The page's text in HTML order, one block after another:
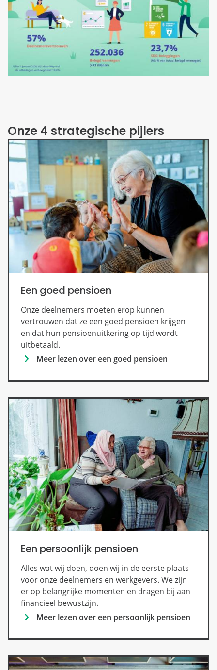
Onze 4 strategische pijlers
Een goed pensioen
Onze deelnemers moeten erop kunnen
vertrouwen dat ze een goed pensioen krijgen
en dat hun pensioenuitkering op tijd wordt
uitbetaald.
Meer lezen over een goed pensioen
Een persoonlijk pensioen
Alles wat wij doen, doen wij in de eerste plaats
voor onze deelnemers en werkgevers. We zijn
er op belangrijke momenten en dragen bij aan
financieel bewustzijn.
Meer lezen over een persoonlijk pensioen